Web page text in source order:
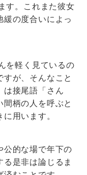
す。これまた彼女
緩の度合いによっ
を軽く見ているの
が、そんなこと
は接尾語「さん
間柄の人を呼ぶと
用います。
公的な場で年下の
是非は論じるま